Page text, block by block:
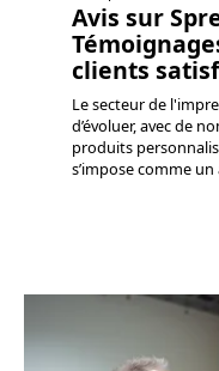
Avis sur
clients
Le secteur de
d’évoluer, avec de
produits
s’impose comme